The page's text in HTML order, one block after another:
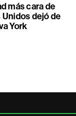
más cara de
Unidos dejó de
York